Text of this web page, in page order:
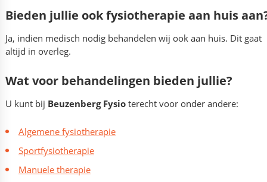
Bieden jullie ook fysiotherapie aan huis
Ja, indien medisch nodig behandelen wij ook aan huis. Dit gaat
altijd in overleg.
Wat voor behandelingen bieden jullie?
U kunt bij Beuzenberg Fysioterecht voor onder andere:
Algemene fysiotherapie
Sportfysiotherapie
Manuele therapie